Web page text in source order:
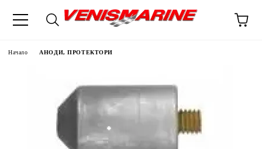
Начало АНОДИ, ПРОТЕКТОРИ